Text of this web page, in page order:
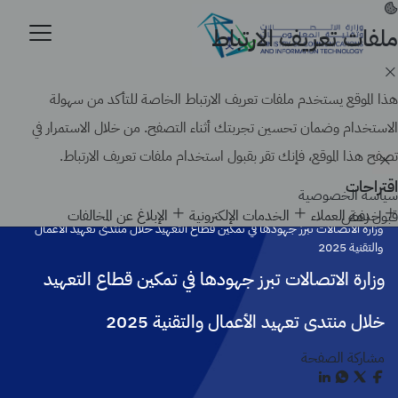
موقع حكومي رسمي تابع لحكومة المملكة العربية السعودية
كيف تتحقق
تجاوز
إلى
المحتوى
الرئيسي
اقتراحات
خدمة العملاء الخدمات الإلكترونية الإبلاغ عن المخالفات الرئيسية
أخبار الوزارة
وزارة الاتصالات تبرز جهودها في تمكين قطاع التعهيد خلال منتدى تعهيد الأعمال
والتقنية 2025
وزارة الاتصالات تبرز جهودها في تمكين قطاع التعهيد
خلال منتدى تعهيد الأعمال والتقنية 2025
مشاركة الصفحة
ملفات تعريف الارتباط
هذا الموقع يستخدم ملفات تعريف الارتباط الخاصة للتأكد من سهولة
الاستخدام وضمان تحسين تجربتك أثناء التصفح. من خلال الاستمرار في
تصفح هذا الموقع، فإنك تقر بقبول استخدام ملفات تعريف الارتباط.
سياسة الخصوصية
قبولرفض